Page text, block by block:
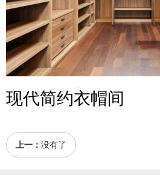
现代简约衣帽间
上一： 没有了